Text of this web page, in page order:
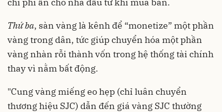
Thứ ba, sàn vàng là kênh để “monetize” một phần
vàng trong dân, tức giúp chuyển hóa một phần
vàng nhàn rỗi thành vốn trong hệ thống tài chính
thay vì nằm bất động.
"Cung vàng miếng eo hẹp (chỉ luân chuyển
thương hiệu SJC) dẫn đến giá vàng SJC thường